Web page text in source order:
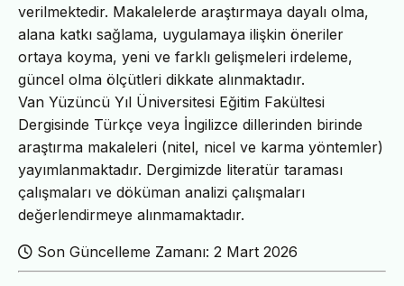
verilmektedir. Makalelerde araştırmaya dayalı olma,
alana katkı sağlama, uygulamaya ilişkin öneriler
ortaya koyma, yeni ve farklı gelişmeleri irdeleme,
güncel olma ölçütleri dikkate alınmaktadır.
Van Yüzüncü Yıl Üniversitesi Eğitim Fakültesi
Dergisinde Türkçe veya İngilizce dillerinden birinde
araştırma makaleleri (nitel, nicel ve karma yöntemler)
yayımlanmaktadır. Dergimizde literatür taraması
çalışmaları ve döküman analizi çalışmaları
değerlendirmeye alınmamaktadır.
Son Güncelleme Zamanı: 2 Mart 2026